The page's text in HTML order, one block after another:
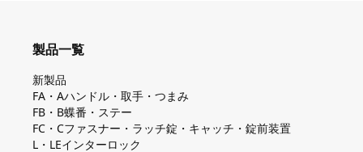
製品一覧
新製品
FA・Aハンドル・取手・つまみ
FB・B蝶番・ステー
FC・Cファスナー・ラッチ錠・キャッチ・錠前装置
L・LEインターロック